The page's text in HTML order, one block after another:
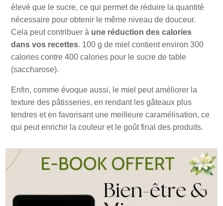
élevé que le sucre, ce qui permet de réduire la quantité
nécessaire pour obtenir le même niveau de douceur.
Cela peut contribuer à une réduction des calories
dans vos recettes. 100 g de miel contient environ 300
calories contre 400 calories pour le sucre de table
(saccharose).
Enfin, comme évoque aussi, le miel peut améliorer la
texture des pâtisseries, en rendant les gâteaux plus
tendres et en favorisant une meilleure caramélisation, ce
qui peut enrichir la couleur et le goût final des produits.